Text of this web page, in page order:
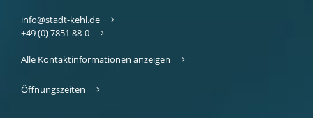
info@stadt-kehl.de
+49 (0) 7851 88-0
Alle Kontaktinformationen anzeigen
Öffnungszeiten